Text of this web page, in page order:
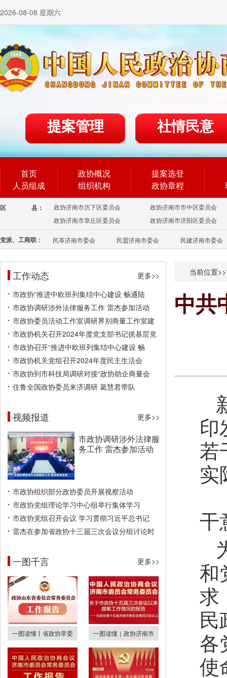
2026-08-08 星期六
提案管理 社情民意
首页
人员组成
政协概况
组织机构
提案选登
政协章程
区 县： 政协济南市历下区委员会
政协济南市市中区委员会
政协济南市章丘区委员会
政协济南市济阳区委员会
党派、工商联： 民革济南市委会 民盟济南市委会 民建济南市委会
工作动态
更多>>
市政协“推进中欧班列集结中心建设 畅通陆
市政协调研涉外法律服务工作 雷杰参加活动
市政协委员活动工作室调研界别商量工作室建
市政协机关召开2024年度党支部书记抓基层党
市政协召开“推进中欧班列集结中心建设 畅
市政协机关党组召开2024年度民主生活会
市政协到市科技局调研对接“政协助企商量会
住鲁全国政协委员来济调研 葛慧君带队
视频报道 更多>>
市政协调研涉外法律服
务工作 雷杰参加活动
市政协组织部分政协委员开展视察活动
市政协党组理论学习中心组举行集体学习
市政协党组召开会议 学习贯彻习近平总书记
雷杰在参加省政协十三届三次会议分组讨论时
一图千言 更多>>
一图读懂丨省政协常委 一图读懂｜政协济南市
当前位置>>
中共
印
若
实
干
和
求
民
各
使